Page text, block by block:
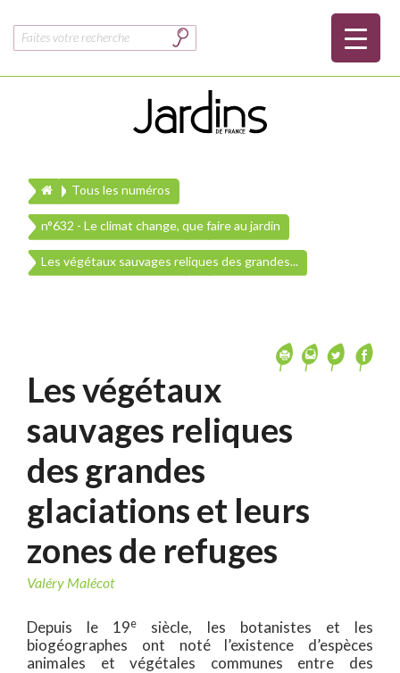
Rechercher :
Tous les numéros
n°632 - Le climat change, que faire au jardin
Les végétaux sauvages reliques des grandes...
Les végétaux
sauvages reliques
des grandes
glaciations et leurs
zones de refuges
Valéry Malécot
Depuis le 19e
siècle, les botanistes et les
biogéographes ont noté l’existence d’espèces
animales et végétales communes entre des